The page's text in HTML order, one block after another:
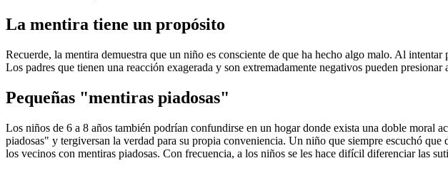
La mentira tiene un propósito
Recuerde, la mentira demuestra que un niño es consciente de que ha hecho algo malo. Al
Los padres que tienen una reacción exagerada y son extremadamente negativos pueden
Pequeñas "mentiras piadosas"
Los niños de 6 a 8 años también podrían confundirse en un hogar donde exista una doble moral
piadosas" y tergiversan la verdad para su propia conveniencia. Un niño que siempre escuchó
los vecinos con mentiras piadosas. Con frecuencia, a los niños se les hace difícil diferenciar las